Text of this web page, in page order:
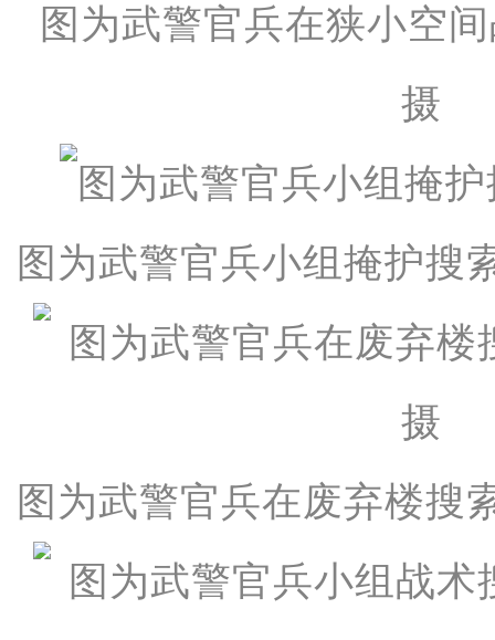
图为武警官兵在狭小空
摄
图为武警官兵小组掩护搜
图为武警官兵在废弃楼搜